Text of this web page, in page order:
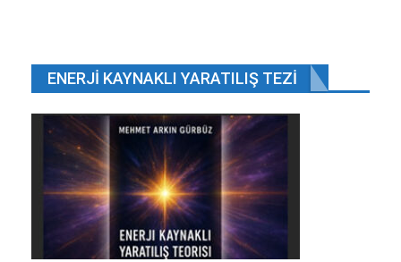
Yunan televizyonunda Türkiye ile ilgili küstah
Tem 7, 2020
ÖNCEKI SONRAKI 1 2.648
Siber polisi tespitlerin ardından İzmir, İstanbul ve
Tekirdağ’da çok sayıda adrese baskın düzenledi.
Çete lideri olduğu belirtilen Bilal G. ve hamile eşi
ENERJI KAYNAKLI YARATILIŞ TEZI